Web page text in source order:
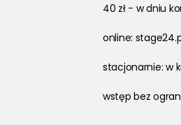
40 zł - w dniu
online:
stacjonarnie: w
wstęp bez